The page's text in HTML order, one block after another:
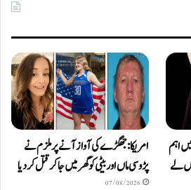
اہم
لے
امریکا: جھگڑے کی آواز آنے پر ملزم نے
پڑوسی ماں اور بیٹی کو گھر میں جا کر قتل کر دیا
07/08/2026